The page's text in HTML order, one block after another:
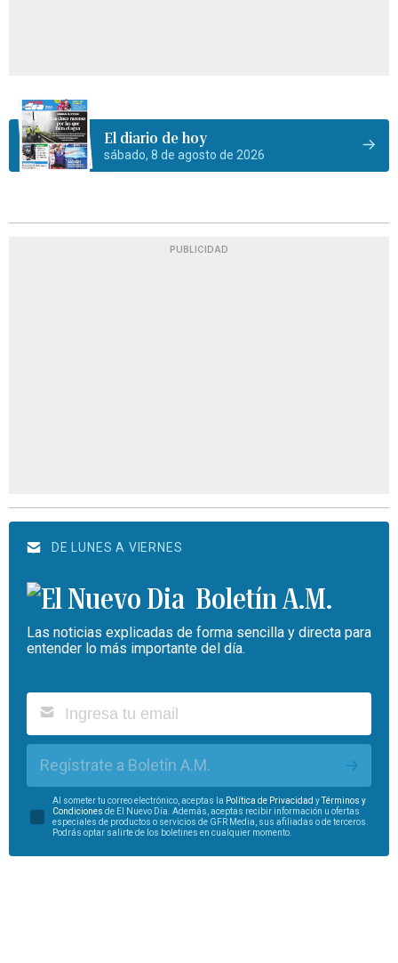
El diario de hoy
sábado, 8 de agosto de 2026
PUBLICIDAD
DE LUNES A VIERNES
Boletín A.M.
Las noticias explicadas de forma sencilla y directa para
entender lo más importante del día.
Regístrate a Boletín A.M.
Al someter tu correo electrónico, aceptas la Política de Privacidad yTérminos y
Condiciones de El Nuevo Día. Además, aceptas recibir información u ofertas
especiales de productos o servicios de GFR Media, sus afiliadas o de terceros.
Podrás optar salirte de los boletines en cualquier momento.